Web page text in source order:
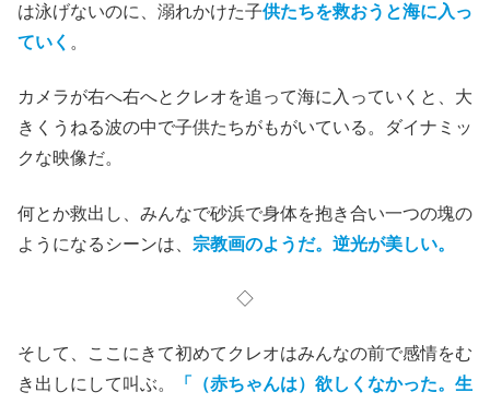
は泳げないのに、溺れかけた子供たちを救おうと海に入っ
ていく 。
カメラが右へ右へとクレオを追って海に入っていくと、大
きくうねる波の中で子供たちがもがいている。ダイナミッ
クな映像だ。
何とか救出し、みんなで砂浜で身体を抱き合い一つの塊の
ようになるシーンは、 宗教画のようだ。逆光が美しい。
◇
そして、ここにきて初めてクレオはみんなの前で感情をむ
き出しにして叫ぶ。
「（赤ちゃんは）欲しくなかった。生